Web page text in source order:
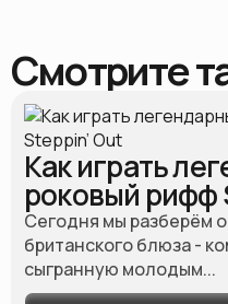
Смотрите
Как играть
роковый рифф
Сегодня мы разберём
британского блюза -
сыгранную молодым...